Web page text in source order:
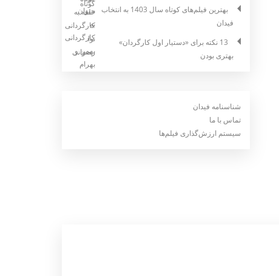
بهترین فیلم‌های کوتاه سال 1403 به انتخاب
فیدان
13 نکته برای «دستیار اول کارگردان»
بهتری بودن
شناسنامه فیدان
تماس با ما
سیستم ارزش‌گذاری فیلم‌ها